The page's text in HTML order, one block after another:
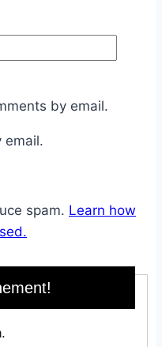
by email.
email.
spam. Learn how